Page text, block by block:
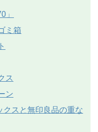
」
ミ箱
ス
ン
クスと無印良品の重な